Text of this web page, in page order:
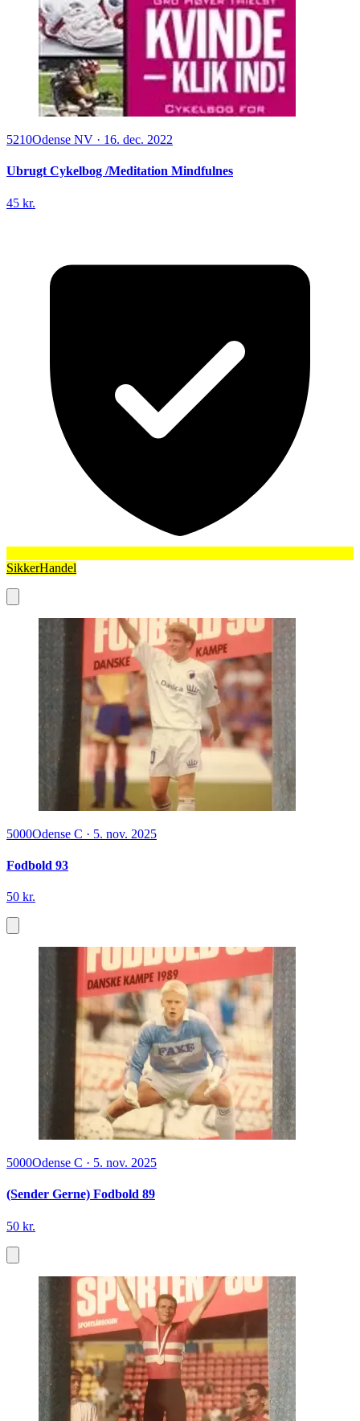
5210Odense NV · 16. dec. 2022
Ubrugt Cykelbog /Meditation Mindfulnes
45 kr.
SikkerHandel
5000Odense C · 5. nov. 2025
Fodbold 93
50 kr.
5000Odense C · 5. nov. 2025
(Sender Gerne) Fodbold 89
50 kr.